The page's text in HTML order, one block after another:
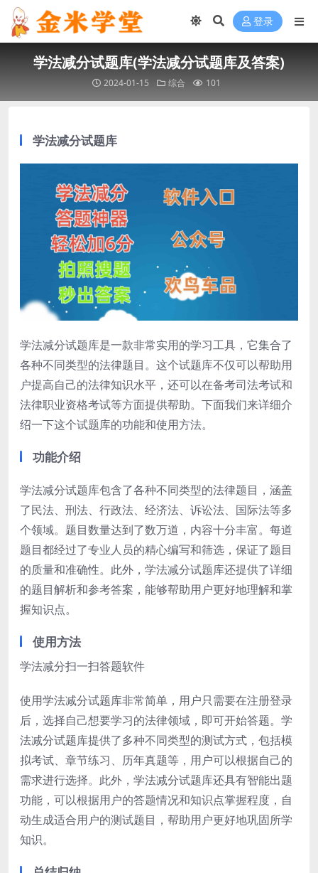
登录
学法减分试题库(学法减分试题库及答案)
2024-01-15 综合 101
学法减分试题库
学法减分试题库是一款非常实用的学习工具，它集合了
各种不同类型的法律题目。这个试题库不仅可以帮助用
户提高自己的法律知识水平，还可以在备考司法考试和
法律职业资格考试等方面提供帮助。下面我们来详细介
绍一下这个试题库的功能和使用方法。
功能介绍
学法减分试题库包含了各种不同类型的法律题目，涵盖
了民法、刑法、行政法、经济法、诉讼法、国际法等多
个领域。题目数量达到了数万道，内容十分丰富。每道
题目都经过了专业人员的精心编写和筛选，保证了题目
的质量和准确性。此外，学法减分试题库还提供了详细
的题目解析和参考答案，能够帮助用户更好地理解和掌
握知识点。
使用方法
学法减分扫一扫答题软件
使用学法减分试题库非常简单，用户只需要在注册登录
后，选择自己想要学习的法律领域，即可开始答题。学
法减分试题库提供了多种不同类型的测试方式，包括模
拟考试、章节练习、历年真题等，用户可以根据自己的
需求进行选择。此外，学法减分试题库还具有智能出题
功能，可以根据用户的答题情况和知识点掌握程度，自
动生成适合用户的测试题目，帮助用户更好地巩固所学
知识。